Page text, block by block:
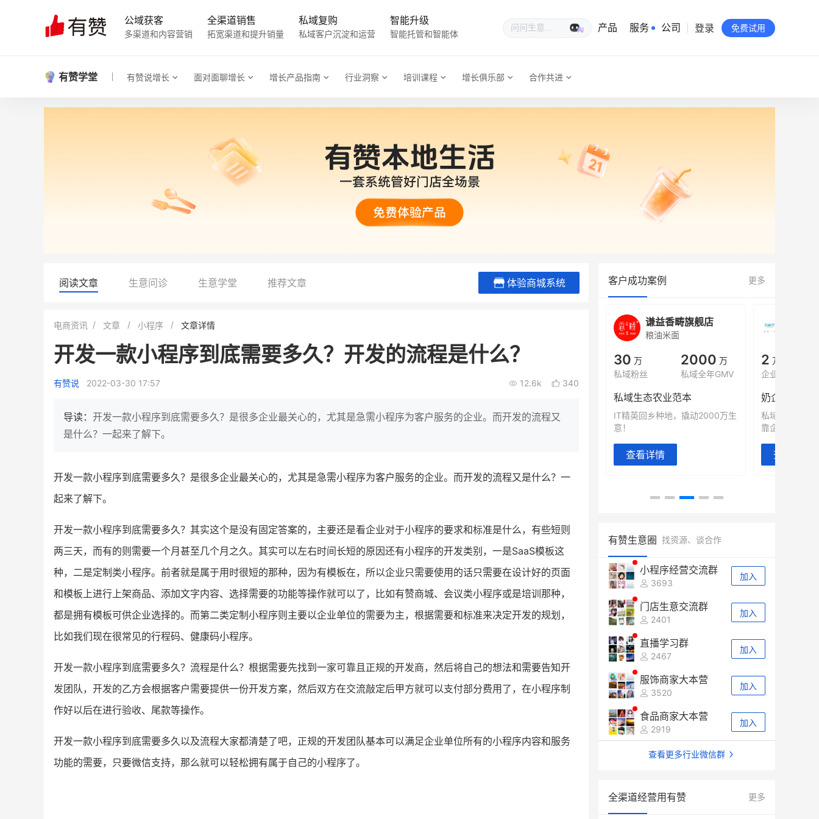
公域获客
多渠道和内容营销
全渠道销售
拓宽渠道和提升销量
私域复购
私域客户沉淀和运营
智能升级
智能托管和智能体
生意专家
产品 服务 公司
有赞公益
站点地图
登录 免费试用
有赞学堂 有赞说增长 面对面聊增长 增长产品指南 行业洞察 培训课程 增长俱乐部 合作共进
阅读文章 生意问诊 生意学堂 推荐文章 体验商城系统
电商资讯 文章 小程序 文章详情
开发一款小程序到底需要多久？开发的流程是什么？
有赞说 2022-03-30 17:57 12.6k 340
导读： 开发一款小程序到底需要多久？是很多企业最关心的，尤其是急需小程序为客户服务的企业。而开发的流程又
是什么？一起来了解下。
开发一款小程序到底需要多久？是很多企业最关心的，尤其是急需小程序为客户服务的企业。而开发的流程又是什么？一
起来了解下。
开发一款小程序到底需要多久？其实这个是没有固定答案的，主要还是看企业对于小程序的要求和标准是什么，有些短则
两三天，而有的则需要一个月甚至几个月之久。其实可以左右时间长短的原因还有小程序的开发类别，一是SaaS模板这
种，二是定制类小程序。前者就是属于用时很短的那种，因为有模板在，所以企业只需要使用的话只需要在设计好的页面
和模板上进行上架商品、添加文字内容、选择需要的功能等操作就可以了，比如有赞商城、会议类小程序或是培训那种，
都是拥有模板可供企业选择的。而第二类定制小程序则主要以企业单位的需要为主，根据需要和标准来决定开发的规划，
比如我们现在很常见的行程码、健康码小程序。
开发一款小程序到底需要多久？流程是什么？根据需要先找到一家可靠且正规的开发商，然后将自己的想法和需要告知开
发团队，开发的乙方会根据客户需要提供一份开发方案，然后双方在交流敲定后甲方就可以支付部分费用了，在小程序制
作好以后在进行验收、尾款等操作。
开发一款小程序到底需要多久以及流程大家都清楚了吧，正规的开发团队基本可以满足企业单位所有的小程序内容和服务
功能的需要，只要微信支持，那么就可以轻松拥有属于自己的小程序了。
客户成功案例 更多
小鹿蓝蓝会员
+
7900 万
三只松鼠旗下的网红婴儿辅食品
牌，22天便拿下类目第一
BEIESTATE贝易品牌
母婴
有货源没流量？母婴馆如何破局
查看详情
200 万
200 %
这家女装连锁如何借有赞破局新
30
万
IT精英回乡种地，撬动2000万生
白帝牛奶旗舰店
小吃快餐
2 万人
900 万
年销售额
奶企靠企业微信销售额翻8倍
私域样本打法！新希望白帝乳业
靠企业微信实现销售额翻 8 倍！
查看详情
80%
复购率
国民品牌副
三只松鼠旗下
牌，22天便拿
查看详情
有赞生意圈 找资源、谈合作
小程序经营交流群
3693
加入
门店生意交流群
2401
加入
直播学习群
2467
加入
服饰商家大本营
3520
加入
食品商家大本营
2919
加入
查看更多行业微信群
全渠道经营用有赞 更多